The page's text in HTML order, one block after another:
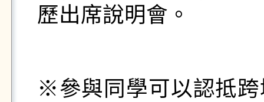
歷出席說明會。
※參與同學可以認抵